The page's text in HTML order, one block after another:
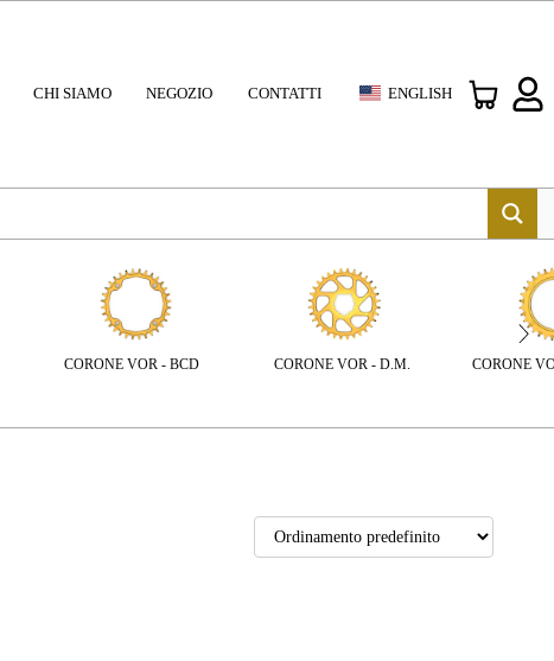
CHI SIAMO NEGOZIO CONTATTI ENGLISH
CORONE VOR - BCD CORONE VOR - D.M. CORONE